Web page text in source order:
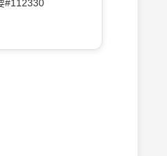
#112330